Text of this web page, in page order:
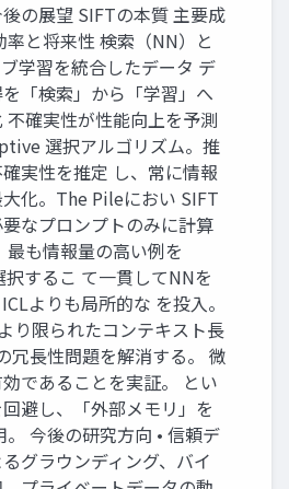
の展望 SIFTの本質 主要成
率と将来性 検索（NN）と
学習を統合したデータ デ
「検索」から「学習」へ
不確実性が性能向上を予測
選択アルゴリズム。推
実性を推定 し、常に情報
化。The Pileにおい SIFT
なプロンプトのみに計算
最も情報量の高い例を
するこ て一貫してNNを
よりも局所的な を投入。
り限られたコンテキスト長
冗長性問題を解消する。 微
であることを実証。 とい
避し、「外部メモリ」を
。 今後の研究方向 • 信頼デ
グラウンディング、バイ